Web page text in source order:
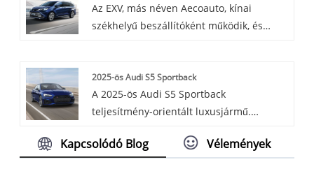
SUV, amelyet a Mercedes Benz piacra
dobott, modern dizájnnal és kiváló
Az EXV, más néven Aecoauto, kínai
székhelyű beszállítóként működik, és
közepes méretű családi autó, amely tágas
belseje és praktikussága miatt népszerű.
2025-ös Audi S5 Sportback
A 2025-ös Audi S5 Sportback
teljesítmény-orientált luxusjármű.
erőteljes 3.0T V6-os motorral és 8
Kapcsolódó Blog Vélemények